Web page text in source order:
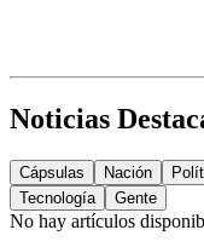
Noticias
Cápsulas Nación
Tecnología
Gente
No hay artículos